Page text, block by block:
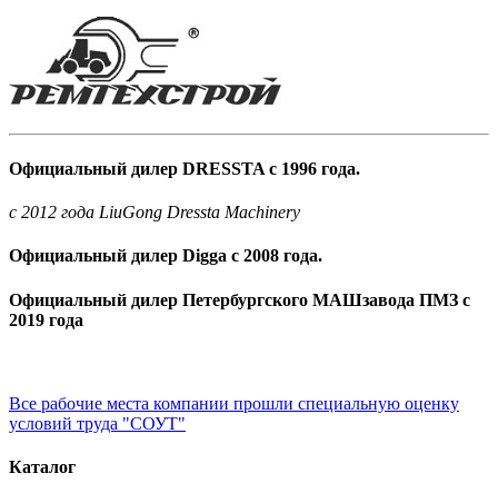
Официальный дилер DRESSTA с 1996 года.
c 2012 года LiuGong Dressta Machinery
Официальный дилер Digga с 2008 года.
Официальный дилер Петербургского МАШзавода ПМЗ с
2019 года
Все рабочие места компании прошли специальную оценку
условий труда "СОУТ"
Каталог